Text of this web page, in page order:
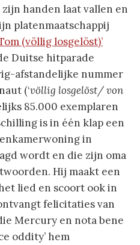
handen laat vallen en
platenmaatschappij
(völlig losgelöst)’
Duitse hitparade
afstandelijke nummer
(‘völlig losgelöst/ von
85.000 exemplaren
is in één klap een
in
wordt en die zijn oma
Hij maakt een
lied en scoort ook in
felicitaties van
Mercury en nota bene
oddity’ hem